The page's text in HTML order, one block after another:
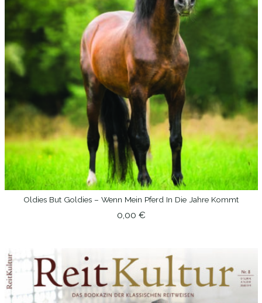
IN DEN WARENKORB
Oldies But Goldies – Wenn Mein Pferd In Die Jahre Kommt
0,00 €